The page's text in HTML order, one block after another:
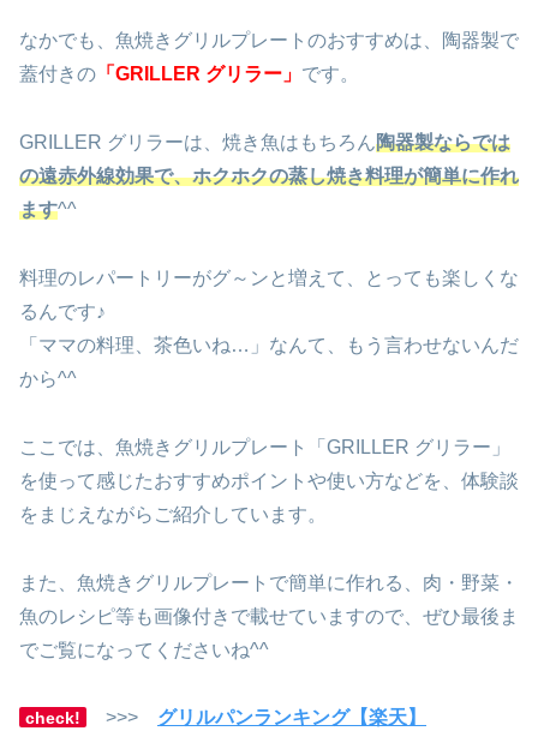
なかでも、魚焼きグリルプレートのおすすめは、陶器製で
蓋付きの 「GRILLER グリラー」 です。
GRILLER グリラーは、焼き魚はもちろん陶器製ならでは
の遠赤外線効果で、ホクホクの蒸し焼き料理が簡単に作れ
ます^^
料理のレパートリーがグ～ンと増えて、とっても楽しくな
るんです♪
「ママの料理、茶色いね…」なんて、もう言わせないんだ
から^^
ここでは、魚焼きグリルプレート「GRILLER グリラー」
を使って感じたおすすめポイントや使い方などを、体験談
をまじえながらご紹介しています。
また、魚焼きグリルプレートで簡単に作れる、肉・野菜・
魚のレシピ等も画像付きで載せていますので、ぜひ最後ま
でご覧になってくださいね^^
check! >>> グリルパンランキング【楽天】